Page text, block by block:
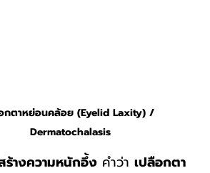
กตาหย่อนคล้อย (Eyelid Laxity) /
Dermatochalasis
างความหนักอึ้ง คำว่า เปลือกตา